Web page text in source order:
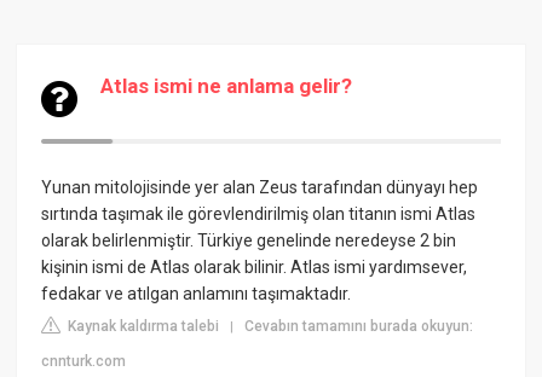
Atlas ismi ne anlama gelir?
Yunan mitolojisinde yer alan Zeus tarafından dünyayı hep
sırtında taşımak ile görevlendirilmiş olan titanın ismi Atlas
olarak belirlenmiştir. Türkiye genelinde neredeyse 2 bin
kişinin ismi de Atlas olarak bilinir. Atlas ismi yardımsever,
fedakar ve atılgan anlamını taşımaktadır.
Kaynak kaldırma talebi |Cevabın tamamını burada okuyun:
cnnturk.com